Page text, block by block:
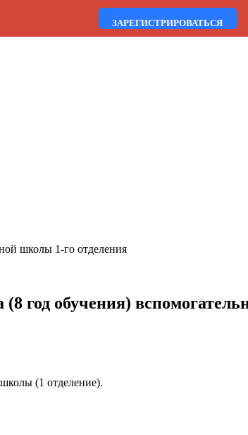
ЗАРЕГИСТРИРОВАТЬСЯ
школы 1-го отделения
год обучения)
(1 отделение).